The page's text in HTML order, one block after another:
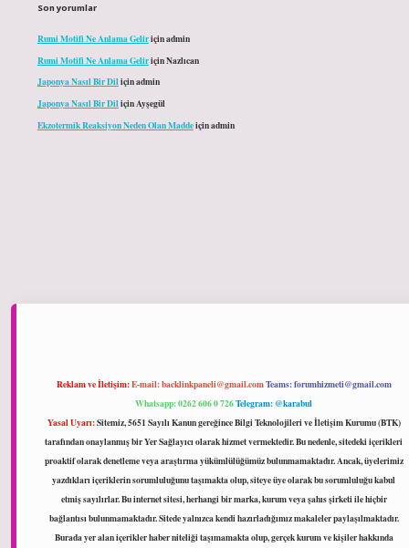
Son yorumlar
Rumi Motifi Ne Anlama Geliriçinadmin
Rumi Motifi Ne Anlama GeliriçinNazlıcan
Japonya Nasıl Bir Diliçinadmin
Japonya Nasıl Bir DiliçinAyşegül
Ekzotermik Reaksiyon Neden Olan Maddeiçinadmin
Reklam ve İletişim:E-mail:backlinkpaneli@gmail.comTeams:forumhizmeti@gmail.com
Whatsapp: 0262 606 0 726Telegram: @karabul
Yasal Uyarı:Sitemiz, 5651 Sayılı Kanun gereğince Bilgi Teknolojileri ve İletişim Kurumu (BTK)
tarafından onaylanmış bir Yer Sağlayıcı olarak hizmet vermektedir. Bu nedenle, sitedeki içerikleri
proaktif olarak denetleme veya araştırma yükümlülüğümüz bulunmamaktadır. Ancak, üyelerimiz
yazdıkları içeriklerin sorumluluğunu taşımakta olup, siteye üye olarak bu sorumluluğu kabul
etmiş sayılırlar. Bu internet sitesi, herhangi bir marka, kurum veya şahıs şirketi ile hiçbir
bağlantısı bulunmamaktadır. Sitede yalnızca kendi hazırladığımız makaleler paylaşılmaktadır.
Burada yer alan içerikler haber niteliği taşımamakta olup, gerçek kurum ve kişiler hakkında